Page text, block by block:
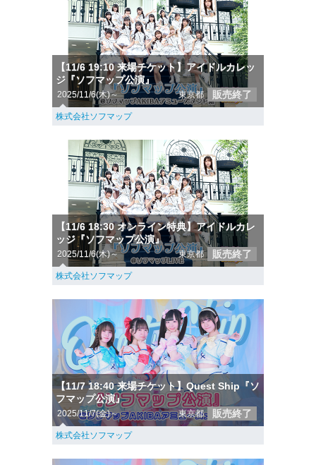
【11/6 19:10 来場チケット】アイドルカレッ
ジ『ソフマップ公演』
2025/11/6(木)～ 東京都 販売終了
株式会社ソフマップ
【11/6 18:30 オンライン特典】アイドルカレ
ッジ『ソフマップ公演』
2025/11/6(木)～ 東京都 販売終了
株式会社ソフマップ
【11/7 18:40 来場チケット】Quest Ship『ソ
フマップ公演』
2025/11/7(金)～ 東京都 販売終了
株式会社ソフマップ